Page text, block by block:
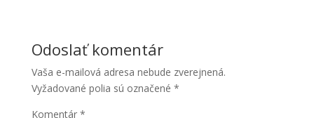
Odoslať komentár
Vaša e-mailová adresa nebude zverejnená.
Vyžadované polia sú označené *
Komentár *